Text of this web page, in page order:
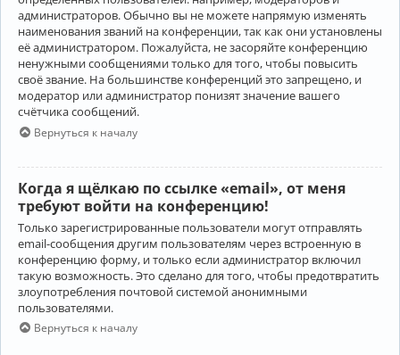
администраторов. Обычно вы не можете напрямую изменять
наименования званий на конференции, так как они установлены
её администратором. Пожалуйста, не засоряйте конференцию
ненужными сообщениями только для того, чтобы повысить
своё звание. На большинстве конференций это запрещено, и
модератор или администратор понизят значение вашего
счётчика сообщений.
Вернуться к началу
Когда я щёлкаю по ссылке «email», от меня
требуют войти на конференцию!
Только зарегистрированные пользователи могут отправлять
email-сообщения другим пользователям через встроенную в
конференцию форму, и только если администратор включил
такую возможность. Это сделано для того, чтобы предотвратить
злоупотребления почтовой системой анонимными
пользователями.
Вернуться к началу